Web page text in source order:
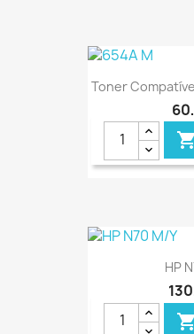
Toner

HP
